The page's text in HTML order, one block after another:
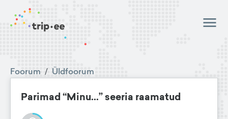
Foorum / Üldfoorum
Parimad “Minu...” seeria raamatud